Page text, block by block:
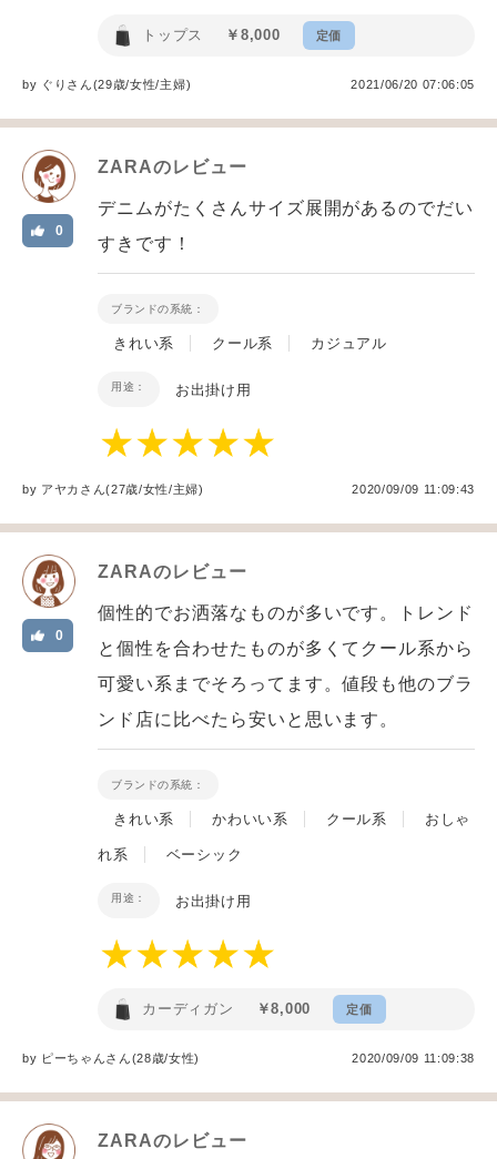
トップス ￥8,000 定価
by ぐり さん(29歳/女性/主婦) 2021/06/20 07:06:05
ZARAのレビュー
0
デニムがたくさんサイズ展開があるのでだい
すきです！
ブランドの系統：
きれい系 クール系 カジュアル
用途： お出掛け用
by アヤカ さん(27歳/女性/主婦) 2020/09/09 11:09:43
ZARAのレビュー
0
個性的でお洒落なものが多いです。トレンド
と個性を合わせたものが多くてクール系から
可愛い系までそろってます。値段も他のブラ
ンド店に比べたら安いと思います。
ブランドの系統：
きれい系 かわいい系 クール系 おしゃ
れ系 ベーシック
用途： お出掛け用
カーディガン ￥8,000 定価
by ピーちゃんさん(28歳/女性) 2020/09/09 11:09:38
ZARAのレビュー